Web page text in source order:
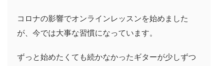
コロナの影響でオンラインレッスンを始めました
が、今では大事な習慣になっています。
ずっと始めたくても続かなかったギターが少しずつ